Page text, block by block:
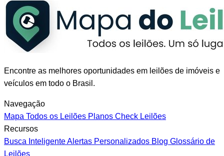
Encontre as melhores oportunidades em leilões de imóveis e
veículos em todo o Brasil.
Navegação
Mapa Todos os Leilões Planos Check Leilões
Recursos
Busca InteligenteAlertas Personalizados Blog Glossário de
Leilões